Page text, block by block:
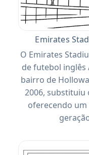
Emirates
O Emirates
de futebol inglês
bairro de
2006, substituiu
oferecendo